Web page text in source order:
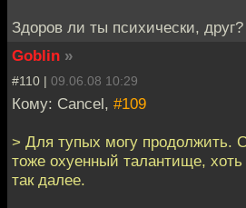
Здоров ли ты психически, друг?
Goblin »
#110 | 09.06.08 10:29
Кому: Cancel, #109
> Для тупых могу продолжить.
тоже охуенный талантище,
так далее.